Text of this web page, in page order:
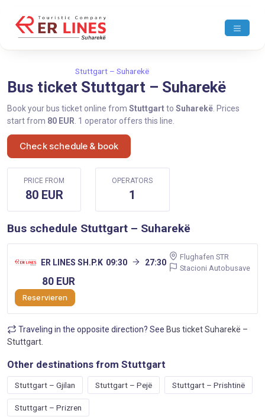
Stuttgart – Suharekë
Bus ticket Stuttgart – Suharekë
Book your bus ticket online from Stuttgartto Suharekë . Prices
start from 80 EUR . 1 operator offers this line.
Check schedule & book
PRICE FROM
80 EUR
OPERATORS
1
Bus schedule Stuttgart – Suharekë
ER LINES SH.P.K 09:30 27:30
Flughafen STR
Stacioni Autobusave
80 EUR
Reservieren
Traveling in the opposite direction? See Bus ticket Suharekë –
Stuttgart
Other destinations from Stuttgart
Stuttgart – Gjilan Stuttgart – Pejë Stuttgart – Prishtinë
Stuttgart – Prizren